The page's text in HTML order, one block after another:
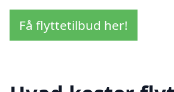
Få flyttetilbud her!